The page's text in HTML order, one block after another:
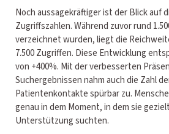
Noch aussagekräftiger ist der Blick auf
Zugriffszahlen. Während zuvor rund
verzeichnet wurden, liegt die
7.500 Zugriffen. Diese Entwicklung
von +400%. Mit der verbesserten
Suchergebnissen nahm auch die Zahl
Patientenkontakte spürbar zu.
genau in dem Moment, in dem sie
Unterstützung suchten.